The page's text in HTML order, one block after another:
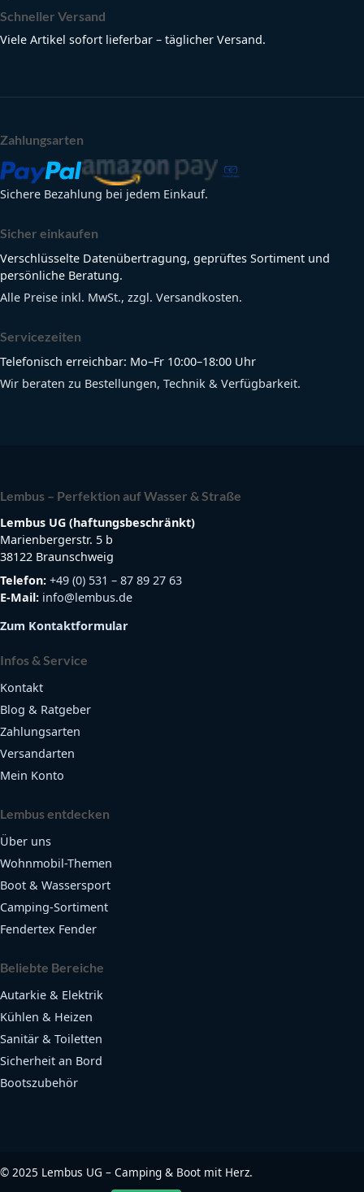
Schneller Versand
Viele Artikel sofort lieferbar – täglicher Versand.
Zahlungsarten
Sichere Bezahlung bei jedem Einkauf.
Sicher einkaufen
Verschlüsselte Datenübertragung, geprüftes Sortiment und
persönliche Beratung.
Alle Preise inkl. MwSt., zzgl. Versandkosten.
Servicezeiten
Telefonisch erreichbar: Mo–Fr 10:00–18:00 Uhr
Wir beraten zu Bestellungen, Technik & Verfügbarkeit.
Lembus – Perfektion auf Wasser & Straße
Lembus UG (haftungsbeschränkt)
Marienbergerstr. 5 b
38122 Braunschweig
Telefon: +49 (0) 531 – 87 89 27 63
E-Mail: info@lembus.de
Zum Kontaktformular
Infos & Service
Kontakt
Blog & Ratgeber
Zahlungsarten
Versandarten
Mein Konto
Lembus entdecken
Über uns
Wohnmobil-Themen
Boot & Wassersport
Camping-Sortiment
Fendertex Fender
Beliebte Bereiche
Autarkie & Elektrik
Kühlen & Heizen
Sanitär & Toiletten
Sicherheit an Bord
Bootszubehör
© 2025 Lembus UG – Camping & Boot mit Herz.